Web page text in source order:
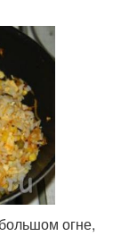
огне,